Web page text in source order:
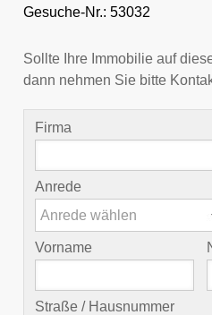
Gesuche-Nr.: 53032
Sollte Ihre Immobilie auf
dann nehmen Sie bitte
Firma
Anrede
Anrede wählen
Vorname
Straße / Hausnummer